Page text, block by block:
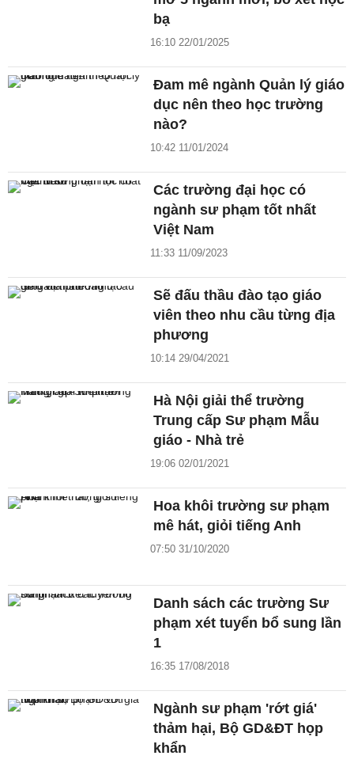
bạ
16:10 22/01/2025
Đam mê ngành Quản lý giáo
dục nên theo học trường
nào?
10:42 11/01/2024
Các trường đại học có
ngành sư phạm tốt nhất
Việt Nam
11:33 11/09/2023
Sẽ đấu thầu đào tạo giáo
viên theo nhu cầu từng địa
phương
10:14 29/04/2021
Hà Nội giải thể trường
Trung cấp Sư phạm Mẫu
giáo - Nhà trẻ
19:06 02/01/2021
Hoa khôi trường sư phạm
mê hát, giỏi tiếng Anh
07:50 31/10/2020
Danh sách các trường Sư
phạm xét tuyển bổ sung lần
1
16:35 17/08/2018
Ngành sư phạm 'rớt giá'
thảm hại, Bộ GD&ĐT họp
khẩn